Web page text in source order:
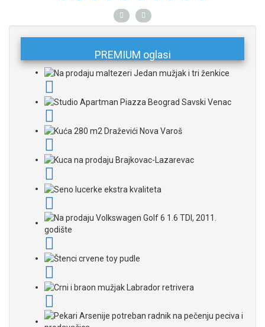
PREMIUM oglasi